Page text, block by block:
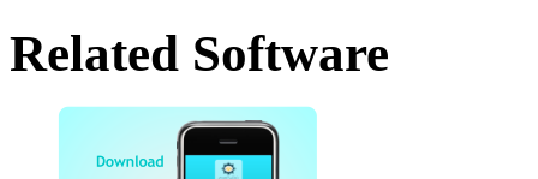
Related Software